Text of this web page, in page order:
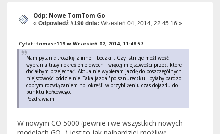
Odp: Nowe TomTom Go
« Odpowiedź #190 dnia: Wrzesień 04, 2014, 22:45:16 »
Cytat: tomasz119 w Wrzesień 02, 2014, 11:48:57
Mam pytanie troszkę z innej "beczki". Czy istnieje możliwość
wybrania trasy i określenie dwóch i więcej miejscowości przez, które
chciałbym przejechać. Aktualnie wybieram jazdę do poszczególnych
miejscowości oddzielnie. Taka jazda "po sznureczku" byłaby bardzo
dobrym rozwiązaniem np. określi w przybliżeniu czas dojazdu do
punktu końcowego.
Pozdrawiam !
W nowym GO 5000 (pewnie i we wszystkich nowych